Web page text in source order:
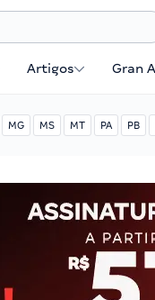
Artigos Gran
MG MS MT PA PB